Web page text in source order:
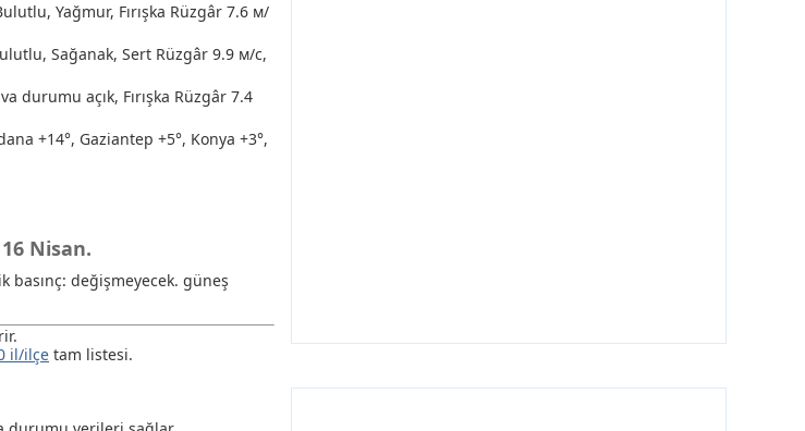
, Yağmur, Fırışka Rüzgâr 7.6 м/
, Sağanak, Sert Rüzgâr 9.9 м/с,
durumu açık, Fırışka Rüzgâr 7.4
+14°, Gaziantep +5°, Konya +3°,
Nisan.
basınç: değişmeyecek. güneş
il/ilçe tam listesi.